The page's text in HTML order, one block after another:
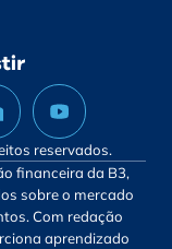
reservados.
financeira da B3,
sobre o mercado
Com redação
aprendizado